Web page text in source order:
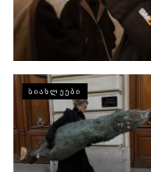
ᲡᲘᲐᲮᲚᲔᲔᲑᲘ